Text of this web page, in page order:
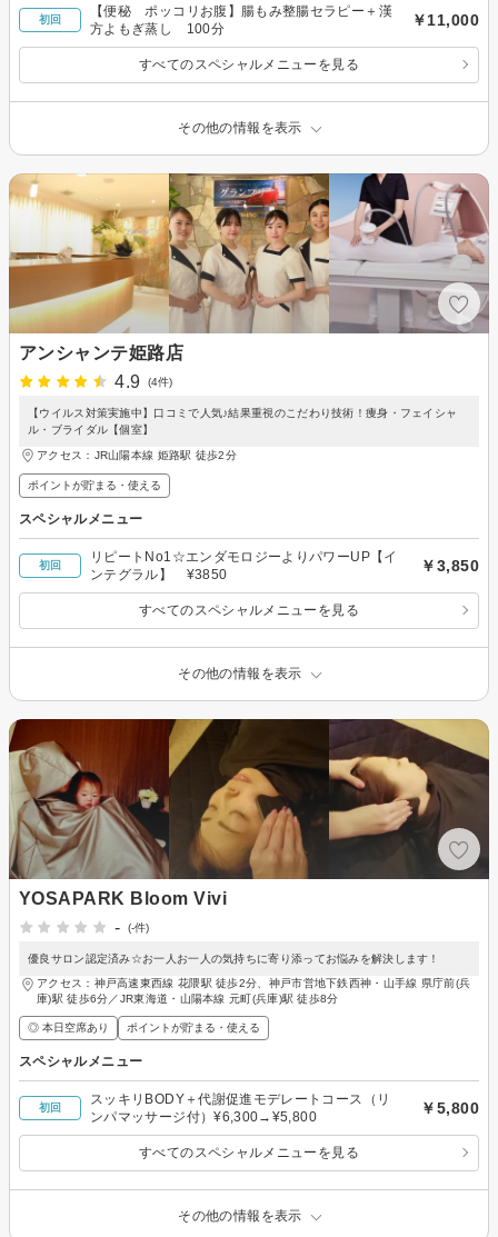
初回
【便秘 ポッコリお腹】腸もみ整腸セラピー＋漢
方よもぎ蒸し 100分
￥11,000
すべてのスペシャルメニューを見る
その他の情報を表示
アンシャンテ姫路店
4.9
(4件)
【ウイルス対策実施中】口コミで人気♪結果重視のこだわり技術！痩身・フェイシャ
ル・ブライダル【個室】
アクセス：JR山陽本線 姫路駅 徒歩2分
ポイントが貯まる・使える
スペシャルメニュー
初回
リピートNo1☆エンダモロジーよりパワーUP【イ
ンテグラル】 ¥3850
￥3,850
すべてのスペシャルメニューを見る
その他の情報を表示
YOSAPARK Bloom Vivi
-
(-件)
優良サロン認定済み☆お一人お一人の気持ちに寄り添ってお悩みを解決します！
アクセス：神戸高速東西線 花隈駅 徒歩2分、神戸市営地下鉄西神・山手線 県庁前(兵
庫)駅 徒歩6分／JR東海道・山陽本線 元町(兵庫)駅 徒歩8分
◎ 本日空席あり ポイントが貯まる・使える
スペシャルメニュー
初回
スッキリBODY＋代謝促進モデレートコース（リ
ンパマッサージ付）¥6,300→¥5,800
￥5,800
すべてのスペシャルメニューを見る
その他の情報を表示